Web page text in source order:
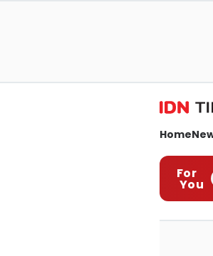
Home
For
You